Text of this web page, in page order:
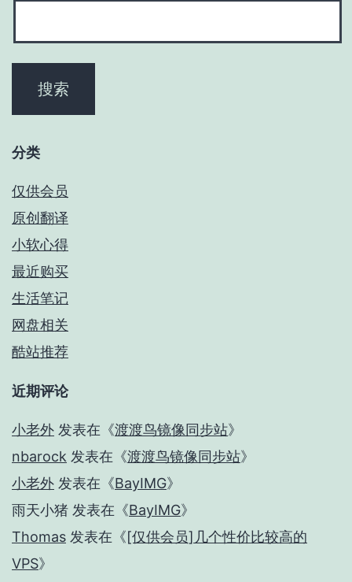
分类
仅供会员
原创翻译
小软心得
最近购买
生活笔记
网盘相关
酷站推荐
近期评论
小老外 发表在《渡渡鸟镜像同步站》
nbarock 发表在《渡渡鸟镜像同步站》
小老外 发表在《BayIMG》
雨天小猪 发表在《BayIMG》
Thomas 发表在《[仅供会员]几个性价比较高的
VPS》